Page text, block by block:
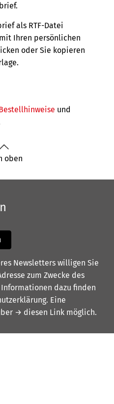
als RTF-Datei
Ihren persönlichen
oder Sie kopieren
und
oben
Newsletters willigen Sie
zum Zwecke des
dazu finden
. Eine
→ diesen Link möglich.